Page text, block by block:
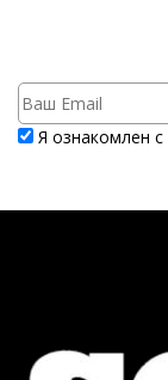
Я ознакомлен с